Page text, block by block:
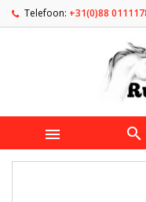
Telefoon: +31(0)88
 